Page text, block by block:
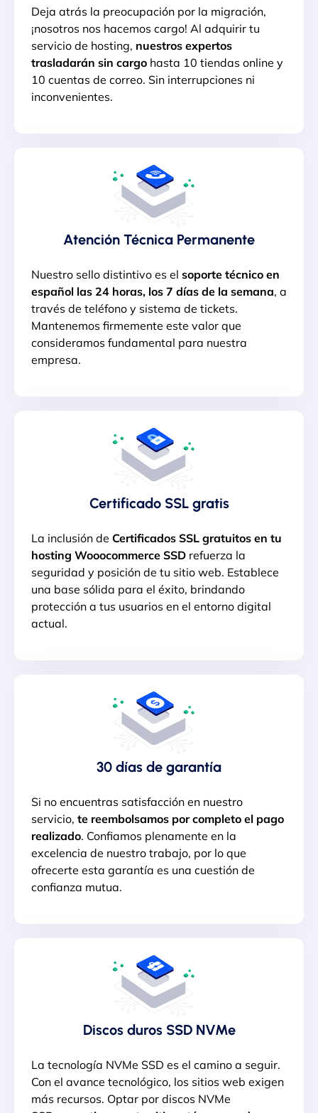
Deja atrás la preocupación por la migración,
¡nosotros nos hacemos cargo! Al adquirir tu
servicio de hosting, nuestros expertos
trasladarán sin cargo hasta 10 tiendas online y
10 cuentas de correo. Sin interrupciones ni
inconvenientes.
Atención Técnica Permanente
Nuestro sello distintivo es el soporte técnico en
español las 24 horas, los 7 días de la semana, a
través de teléfono y sistema de tickets.
Mantenemos firmemente este valor que
consideramos fundamental para nuestra
empresa.
Certificado SSL​ gratis
La inclusión de Certificados SSL gratuitos en tu
hosting Wooocommerce SSD refuerza la
seguridad y posición de tu sitio web. Establece
una base sólida para el éxito, brindando
protección a tus usuarios en el entorno digital
actual.
30 días de garantía
Si no encuentras satisfacción en nuestro
servicio, te reembolsamos por completo el pago
realizado. Confiamos plenamente en la
excelencia de nuestro trabajo, por lo que
ofrecerte esta garantía es una cuestión de
confianza mutua.
Discos duros SSD NVMe
La tecnología NVMe SSD es el camino a seguir.
Con el avance tecnológico, los sitios web exigen
más recursos. Optar por discos NVMe